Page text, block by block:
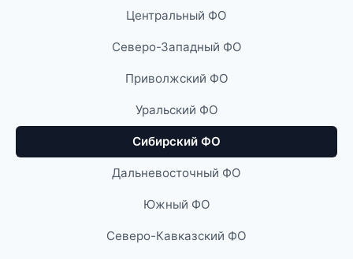
Центральный ФО
Северо-Западный ФО
Приволжский ФО
Уральский ФО
Сибирский ФО
Дальневосточный ФО
Южный ФО
Северо-Кавказский ФО